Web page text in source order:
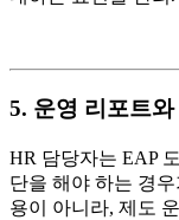
5. 운영 리포트
HR 담당자는 EAP
단을 해야 하는 경
용이 아니라, 제도